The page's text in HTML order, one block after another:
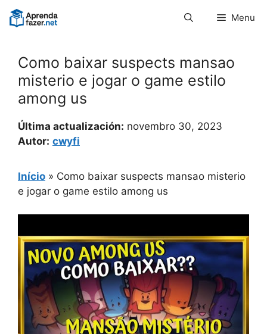
Pular
para
Menu
Como baixar suspects mansao
misterio e jogar o game estilo
among us
Última actualización: novembro 30, 2023
Autor: cwyfi
Início » Como baixar suspects mansao misterio
e jogar o game estilo among us